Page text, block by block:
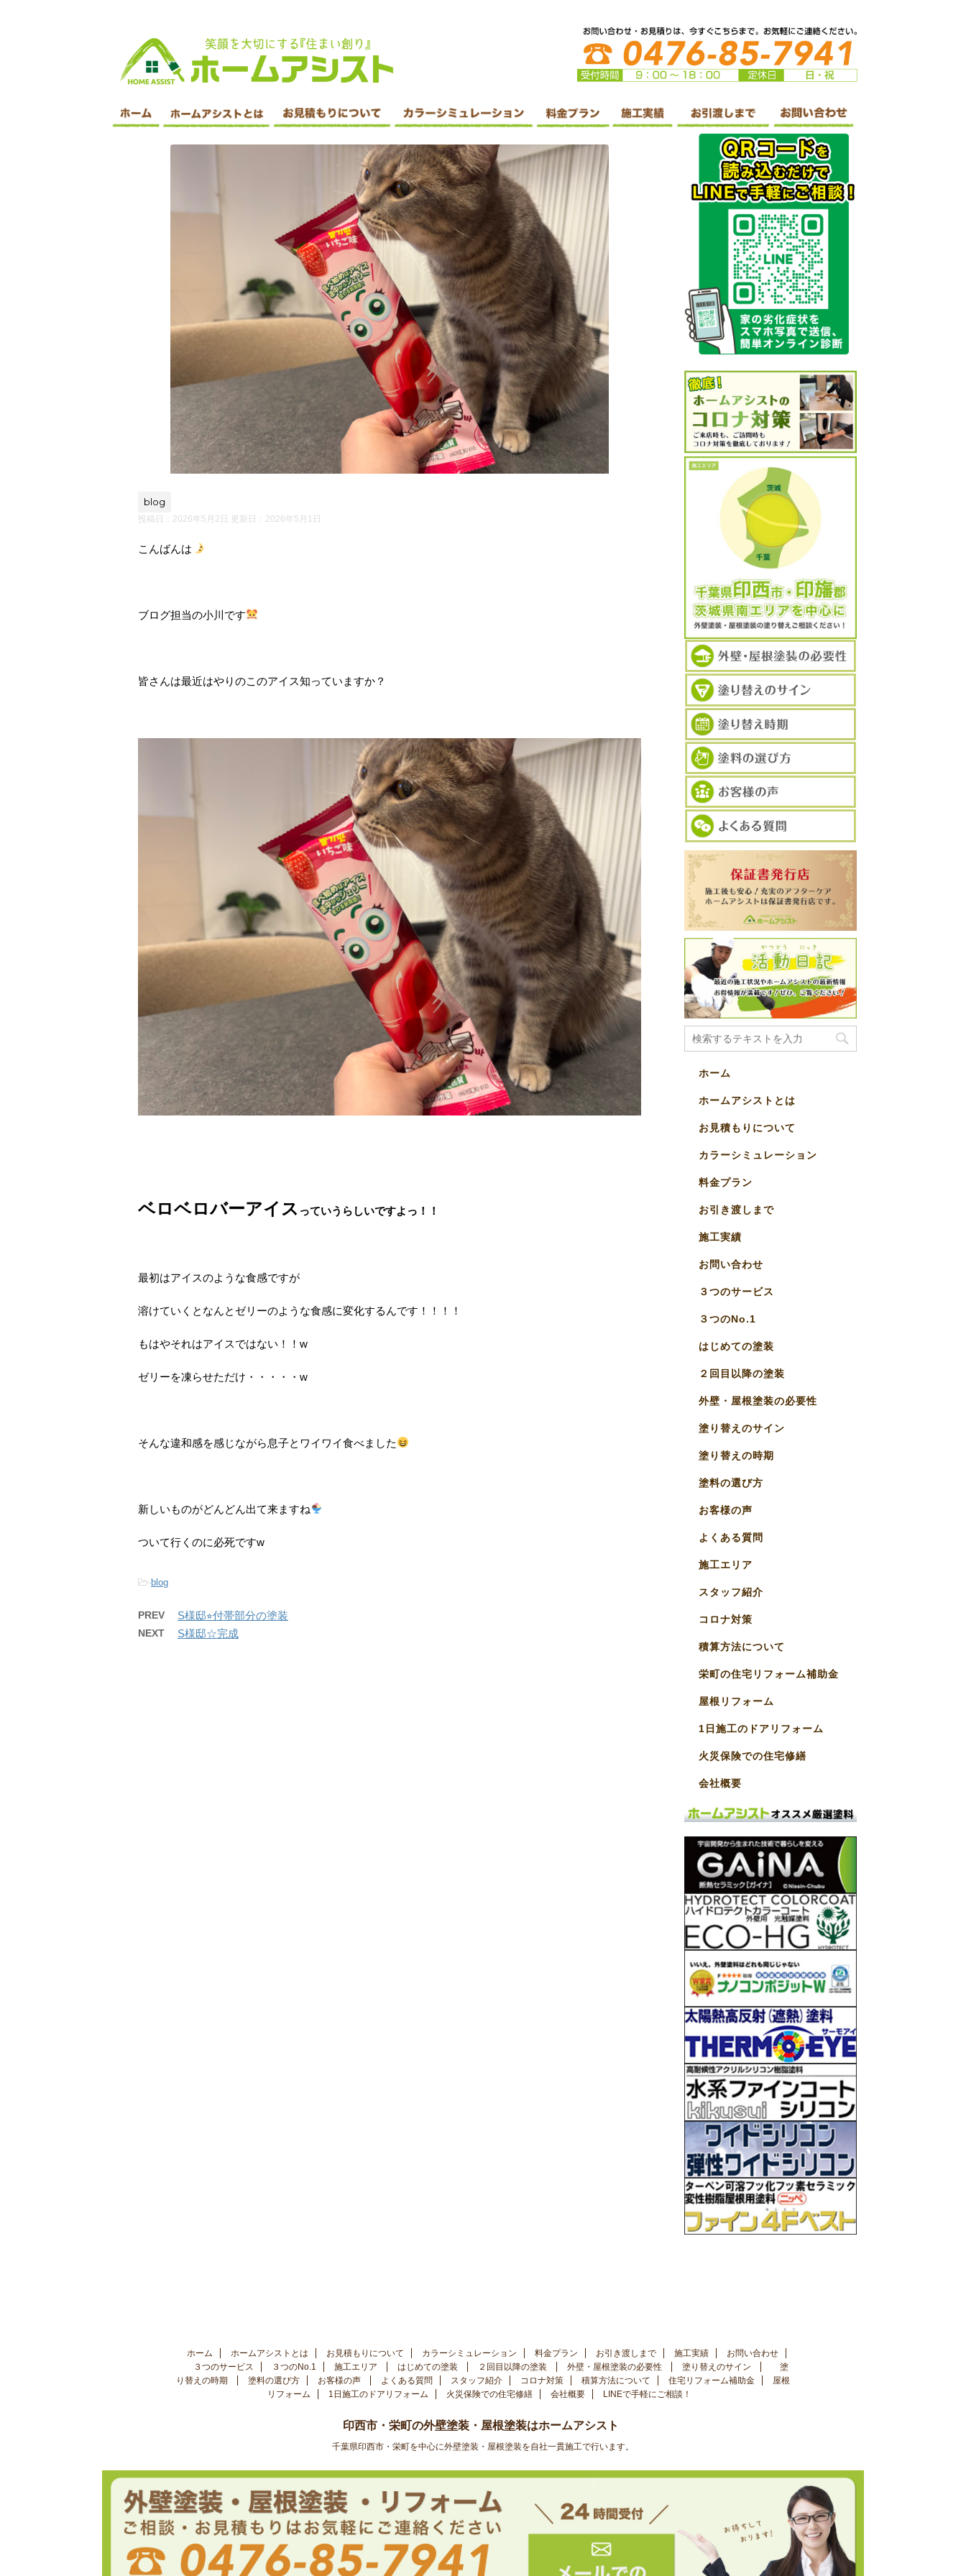
blog
投稿日：2026年5月2日 更新日： 2026年5月1日
こんばんは
ブログ担当の小川です
皆さんは最近はやりのこのアイス知っていますか？
ベロベロバーアイス っていうらしいですよっ！！
最初はアイスのような食感ですが
溶けていくとなんとゼリーのような食感に変化するんです！！！！
もはやそれはアイスではない！！w
ゼリーを凍らせただけ・・・・・w
そんな違和感を感じながら息子とワイワイ食べました
新しいものがどんどん出て来ますね
ついて行くのに必死ですw
-blog
PREV S様邸⭐︎付帯部分の塗装
NEXT S様邸☆完成
ホーム
ホームアシストとは
お見積もりについて
カラーシミュレーション
料金プラン
お引き渡しまで
施工実績
お問い合わせ
３つのサービス
３つのNo.1
はじめての塗装
２回目以降の塗装
外壁・屋根塗装の必要性
塗り替えのサイン
塗り替えの時期
塗料の選び方
お客様の声
よくある質問
施工エリア
スタッフ紹介
コロナ対策
積算方法について
栄町の住宅リフォーム補助金
屋根リフォーム
1日施工のドアリフォーム
火災保険での住宅修繕
会社概要
ホーム ホームアシストとは お見積もりについて カラーシミュレーション 料金プラン お引き渡しまで 施工実績
お問い合わせ
３つのサービス
３つのNo.1 施工エリア はじめての塗装 ２回目以降の塗装 外壁・屋根塗装の必要性 塗り替えのサイン
塗
り替えの時期
塗料の選び方 お客様の声 よくある質問 スタッフ紹介 コロナ対策 積算方法について 住宅リフォーム補助金
屋根
リフォーム
1日施工のドアリフォーム 火災保険での住宅修繕 会社概要 LINEで手軽にご相談！
印西市・栄町の外壁塗装・屋根塗装はホームアシスト
千葉県印西市・栄町を中心に外壁塗装・屋根塗装を自社一貫施工で行います。